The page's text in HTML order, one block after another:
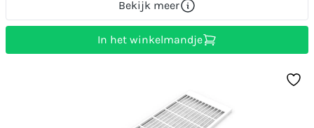
Bekijk meer
In het winkelmandje